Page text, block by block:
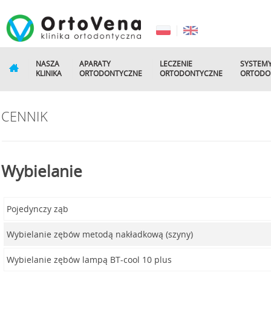
NASZA
KLINIKA
APARATY
ORTODONTYCZNE
LECZENIE
ORTODONTYCZNE
CENNIK
Wybielanie
Pojedynczy ząb
Wybielanie zębów metodą nakładkową (szyny)
Wybielanie zębów lampą BT-cool 10 plus